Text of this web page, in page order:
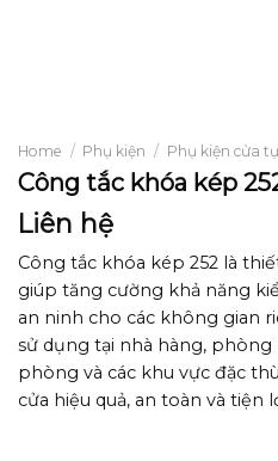
Home / Phụ kiện / Phụ kiện cửa
Công tắc khóa kép
Liên hệ
Công tắc khóa kép 252 là
giúp tăng cường khả năng
an ninh cho các không gian
sử dụng tại nhà hàng, phòng
phòng và các khu vực đặc
cửa hiệu quả, an toàn và tiện